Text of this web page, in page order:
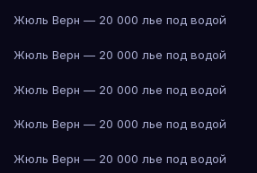
Жюль Верн — 20 000 лье под водой
Жюль Верн — 20 000 лье под водой
Жюль Верн — 20 000 лье под водой
Жюль Верн — 20 000 лье под водой
Жюль Верн — 20 000 лье под водой